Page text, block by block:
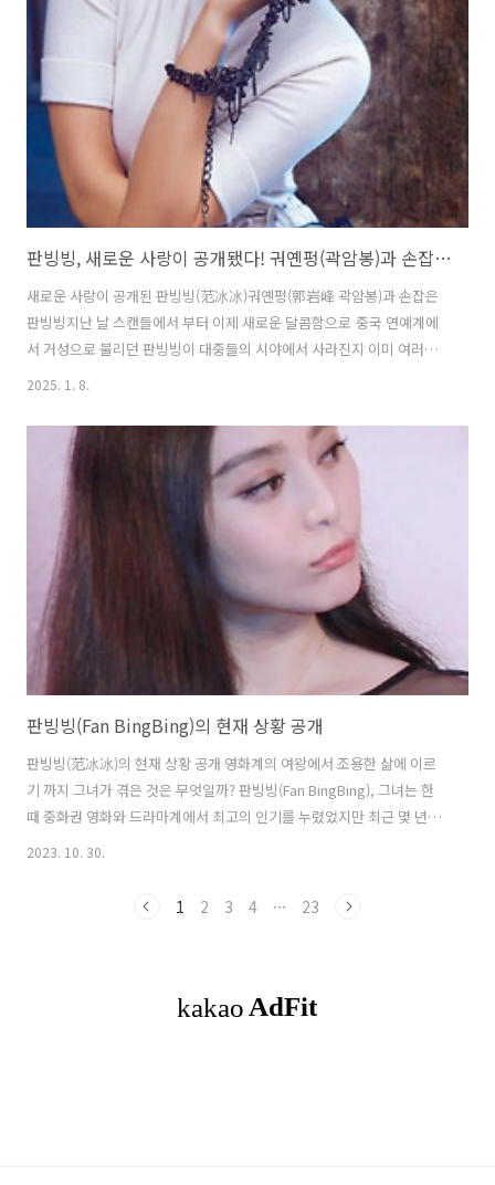
사람은 영화 《非常完美 비상완미, 소피의 연애 매뉴얼/Sophies
Revenge》에 함께 출연하며 서로를 알게됐지만, 이후 두 사람 사이의
관계는 매우 미묘함을 보였다. 토크쇼 프로그램 《鲁豫有约 노예유약..
판빙빙, 새로운 사랑이 공개됐다! 궈옌펑(곽암봉)과 손잡은 판빙빙!
새로운 사랑이 공개된 판빙빙(范冰冰)궈옌펑(郭岩峰 곽암봉)과 손잡은
판빙빙지난 날 스캔들에서 부터 이제 새로운 달콤함으로 중국 연예계에
서 거성으로 불리던 판빙빙이 대중들의 시야에서 사라진지 이미 여러해
가 지났다고는 하지만, 그녀의 행동 하나 하나는 여전히 수많은 팬들의
상이었고, 또한 중국 연예계에 잊을 수 없는 많은 명작들을 남겼다.예전
부터 "冰冰女神, 빙빙 여신"으로 불리던 이 여성스타에게 호기심을 갖지
않고있는 사람들은 드믈것이다. 특히 개인적인 사랑의 감정을 논하는데
있어서는 더욱 그렇다. 판빙빙의 열애설은 이미 여러차례 전해졌고, 사람
들은 결국 그녀의 마음을 얻을 수 있는 사람이 누구인지 알고싶어 하고
있다. 바로 올해 초 위..
2025. 1. 8.
판빙빙(Fan BingBing)의 현재 상황 공개
판빙빙(范冰冰)의 현재 상황 공개 영화계의 여왕에서 조용한 삶에 이르
기 까지 그녀가 겪은 것은 무엇일까? 판빙빙(Fan BingBing), 그녀는 한
때 중화권 영화와 드라마계에서 최고의 인기를 누렸었지만 최근 몇 년간
여러가지 이유로 인해 일적으로 슬럼프에 빠져있다. 그렇다면 그녀의 현
론의 초점이 됐다. 비록 그녀는 온 힘을 다해 과오를 메꾸려 노력을 기울
모습을 드러낸 판빙빙의 모습에 그녀의 현재 상황에 대해 궁금증을 갖게
2023. 10. 30.
1 2 3 4 ··· 23